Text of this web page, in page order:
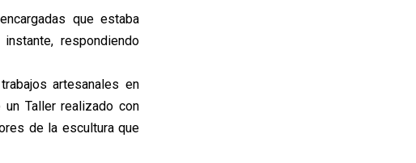
que estaba
respondiendo
artesanales en
Taller realizado con
de la escultura que